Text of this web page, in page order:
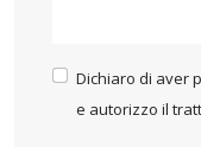
Dichiaro di aver
e autorizzo il